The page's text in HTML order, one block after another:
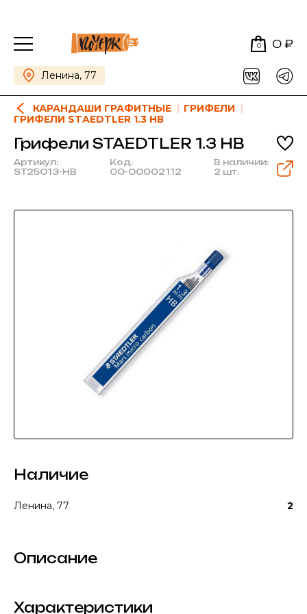
0 0 ₽
Ленина, 77
КАРАНДАШИ ГРАФИТНЫЕ
ГРИФЕЛИ
ГРИФЕЛИ STAEDTLER 1.3 НВ
Грифели STAEDTLER 1.3 НВ
Артикул:
ST25013-HB
Код:
00-00002112
В наличии:
2 шт.
Наличие
Ленина, 77 2
Описание
Характеристики